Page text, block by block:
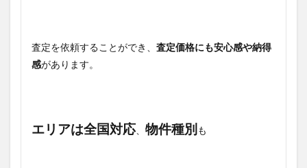
査定を依頼することができ、 査定価格にも安心感や納得
感があります。
エリアは全国対応、 物件種別 も